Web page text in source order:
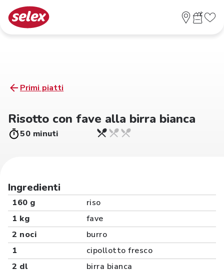
Primi piatti
Risotto con fave alla birra bianca
50 minuti
Ingredienti
160 g
riso
1 kg
fave
2 noci
burro
1
cipollotto fresco
2 dl
birra bianca